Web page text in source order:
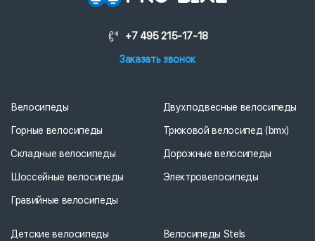
+7 495 215-17-18
Заказать звонок
Велосипеды
Горные велосипеды
Складные велосипеды
Шоссейные велосипеды
Гравийные велосипеды
Двухподвесные велосипеды
Трюковой велосипед (bmx)
Дорожные велосипеды
Электровелосипеды
Детские велосипеды Велосипеды Stels